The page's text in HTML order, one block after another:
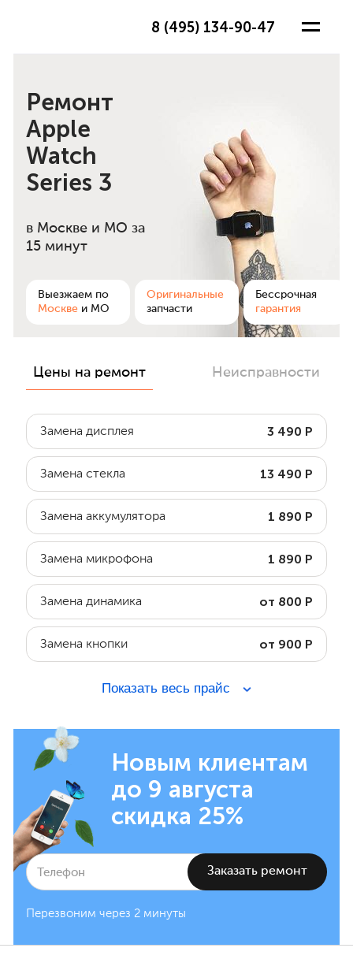
8 (495) 134-90-47
Ремонт
Apple
Watch
Series 3
в Москве и МО за
15 минут
Выезжаем по
Москве и МО
Оригинальные
запчасти
Бессрочная
гарантия
Цены на ремонт Неисправности
Замена дисплея 3 490 Р
Замена стекла 13 490 Р
Замена аккумулятора 1 890 Р
Замена микрофона 1 890 Р
Замена динамика от 800 Р
Замена кнопки от 900 Р
Показать весь прайс
Новым клиентам
до 9 августа
скидка 25%
Перезвоним через 2 минуты